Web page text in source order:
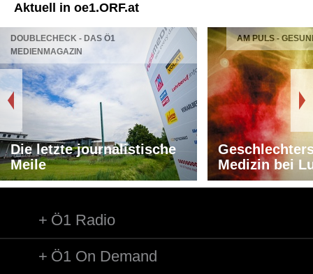
Aktuell in oe1.ORF.at
DOUBLECHECK - DAS Ö1
MEDIENMAGAZIN
Die letzte journalistische
Meile
AM PULS -
Medizin bei
Ö1 Radio
Ö1 On Demand